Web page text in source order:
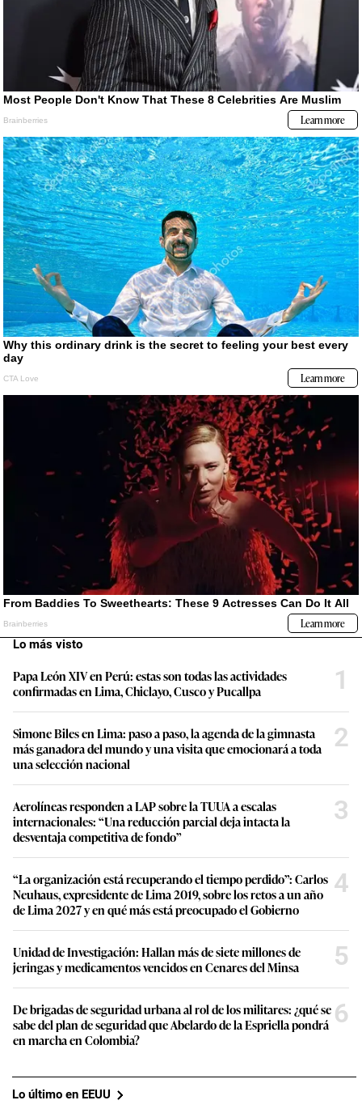
Lo más visto
Papa León XIV en Perú: estas son todas las actividades
confirmadas en Lima, Chiclayo, Cusco y Pucallpa
1
Simone Biles en Lima: paso a paso, la agenda de la gimnasta
más ganadora del mundo y una visita que emocionará a toda
una selección nacional
2
Aerolíneas responden a LAP sobre la TUUA a escalas
internacionales: “Una reducción parcial deja intacta la
desventaja competitiva de fondo”
3
“La organización está recuperando el tiempo perdido”: Carlos
Neuhaus, expresidente de Lima 2019, sobre los retos a un año
de Lima 2027 y en qué más está preocupado el Gobierno
4
Unidad de Investigación: Hallan más de siete millones de
jeringas y medicamentos vencidos en Cenares del Minsa
5
De brigadas de seguridad urbana al rol de los militares: ¿qué se
sabe del plan de seguridad que Abelardo de la Espriella pondrá
en marcha en Colombia?
6
Lo último en EEUU